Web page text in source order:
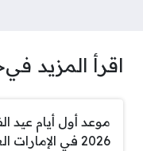
اقرأ المزيد في
موعد أول أيام عيد
2026 في الإمارات